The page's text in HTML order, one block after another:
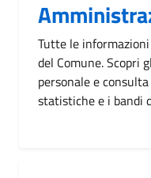
Tutte le
del Comune. Scopri
personale e
statistiche e i bandi